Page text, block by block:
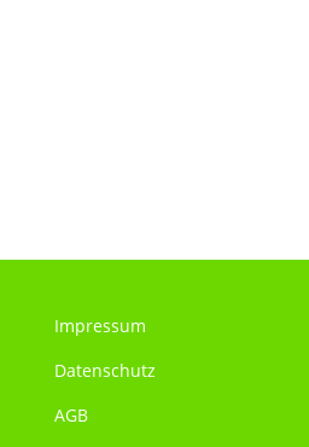
Impressum
Datenschutz
AGB